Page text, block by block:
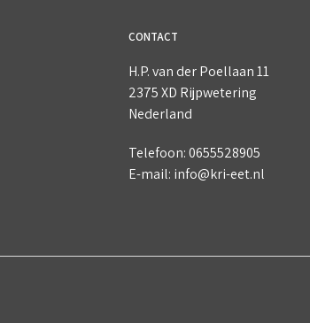
CONTACT
H.P. van der Poellaan 11
2375 XD Rijpwetering
Nederland
Telefoon: 0655528905
E-mail: info@kri-eet.nl